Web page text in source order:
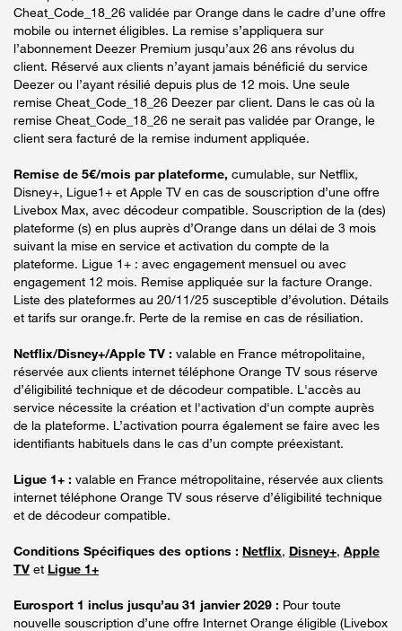
Cheat_Code_18_26 validée par Orange dans le cadre d’une offre
mobile ou internet éligibles. La remise s’appliquera sur
l’abonnement Deezer Premium jusqu’aux 26 ans révolus du
client. Réservé aux clients n’ayant jamais bénéficié du service
Deezer ou l’ayant résilié depuis plus de 12 mois. Une seule
remise Cheat_Code_18_26 Deezer par client. Dans le cas où la
remise Cheat_Code_18_26 ne serait pas validée par Orange, le
client sera facturé de la remise indument appliquée.
Remise de 5€/mois par plateforme, cumulable, sur Netflix,
Disney+, Ligue1+ et Apple TV en cas de souscription d’une offre
Livebox Max, avec décodeur compatible. Souscription de la (des)
plateforme (s) en plus auprès d’Orange dans un délai de 3 mois
suivant la mise en service et activation du compte de la
plateforme. Ligue 1+ : avec engagement mensuel ou avec
engagement 12 mois. Remise appliquée sur la facture Orange.
Liste des plateformes au 20/11/25 susceptible d’évolution. Détails
et tarifs sur orange.fr. Perte de la remise en cas de résiliation.
Netflix/Disney+/Apple TV : valable en France métropolitaine,
réservée aux clients internet téléphone Orange TV sous réserve
d’éligibilité technique et de décodeur compatible. L'accès au
service nécessite la création et l'activation d'un compte auprès
de la plateforme. L’activation pourra également se faire avec les
identifiants habituels dans le cas d’un compte préexistant.
Ligue 1+ : valable en France métropolitaine, réservée aux clients
internet téléphone Orange TV sous réserve d’éligibilité technique
et de décodeur compatible.
Conditions Spécifiques des options : Netflix, Disney+, Apple
TV et Ligue 1+
Eurosport 1 inclus jusqu’au 31 janvier 2029 : Pour toute
nouvelle souscription d’une offre Internet Orange éligible (Livebox